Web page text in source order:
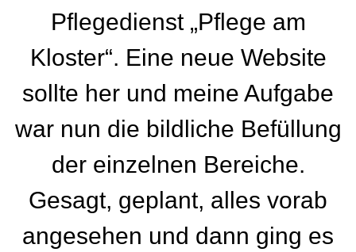
Pflegedienst „Pflege am
Kloster“. Eine neue Website
sollte her und meine Aufgabe
war nun die bildliche Befüllung
der einzelnen Bereiche.
Gesagt, geplant, alles vorab
angesehen und dann ging es